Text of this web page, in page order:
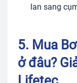
lan sang
5. Mua
ở đâu?